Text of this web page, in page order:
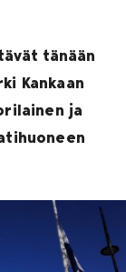
tänään
Kankaan
ja